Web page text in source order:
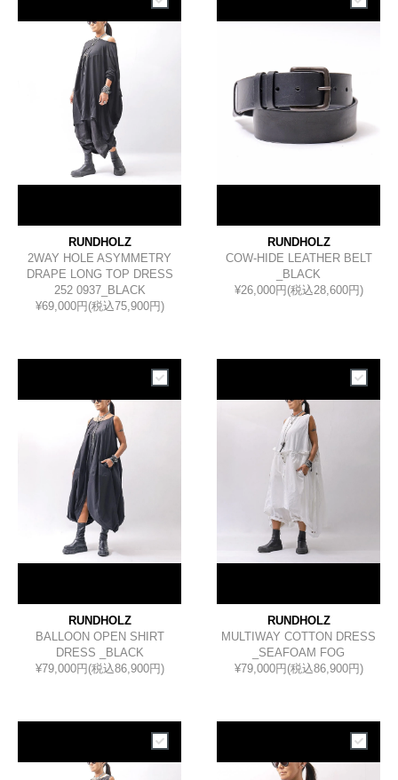
RUNDHOLZ
2WAY HOLE ASYMMETRY
DRAPE LONG TOP DRESS
252 0937_BLACK
¥69,000円(税込75,900円)
RUNDHOLZ
COW-HIDE LEATHER BELT
_BLACK
¥26,000円(税込28,600円)
RUNDHOLZ
BALLOON OPEN SHIRT
DRESS _BLACK
¥79,000円(税込86,900円)
RUNDHOLZ
MULTIWAY COTTON DRESS
_SEAFOAM FOG
¥79,000円(税込86,900円)